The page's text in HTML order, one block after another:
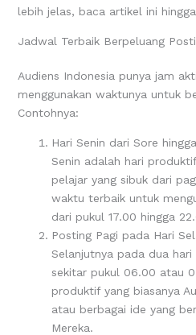
lebih jelas, baca artikel ini
Jadwal Terbaik Berpeluang
Audiens Indonesia punya jam
menggunakan waktunya untuk
Contohnya:
Hari Senin dari Sore
Senin adalah hari
pelajar yang sibuk dari
waktu terbaik untuk
dari pukul 17.00 hingga
Posting Pagi pada Hari
Selanjutnya pada dua
sekitar pukul 06.00 atau
produktif yang biasanya
atau berbagai ide yang
Mereka.